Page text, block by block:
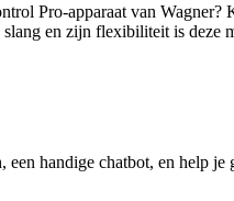
Pro-apparaat van
en zijn flexibiliteit is deze
handige chatbot, en help je